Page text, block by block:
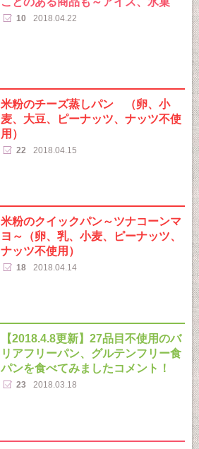
10 2018.04.22
米粉のチーズ蒸しパン （卵、小
麦、大豆、ピーナッツ、ナッツ不使
用）
22 2018.04.15
米粉のクイックパン～ツナコーンマ
ヨ～（卵、乳、小麦、ピーナッツ、
ナッツ不使用）
18 2018.04.14
【2018.4.8更新】27品目不使用のバ
リアフリーパン、グルテンフリー食
パンを食べてみましたコメント！
23 2018.03.18